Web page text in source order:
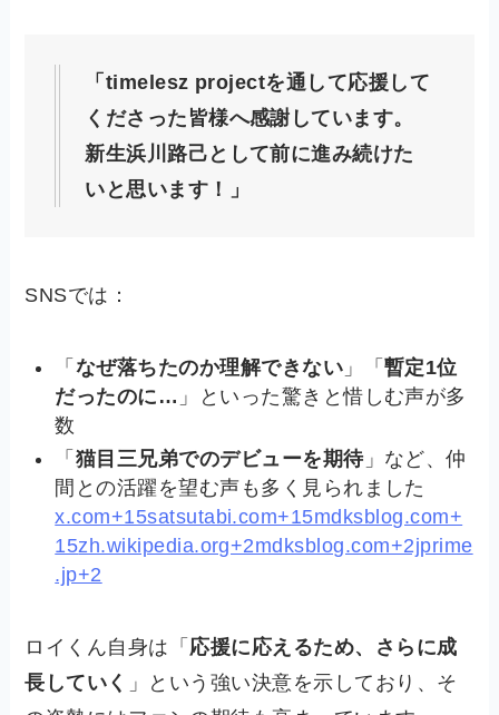
「timelesz projectを通して応援して
くださった皆様へ感謝しています。
新生浜川路己として前に進み続けた
いと思います！」
SNSでは：
「 なぜ落ちたのか理解できない 」「暫定1位
だったのに… 」といった驚きと惜しむ声が多
数
「 猫目三兄弟でのデビューを期待」など、仲
間との活躍を望む声も多く見られました
x.com+15satsutabi.com+15mdksblog.com+
15zh.wikipedia.org+2mdksblog.com+2jprime
.jp+2
ロイくん自身は「 応援に応えるため、さらに成
長していく 」という強い決意を示しており、そ